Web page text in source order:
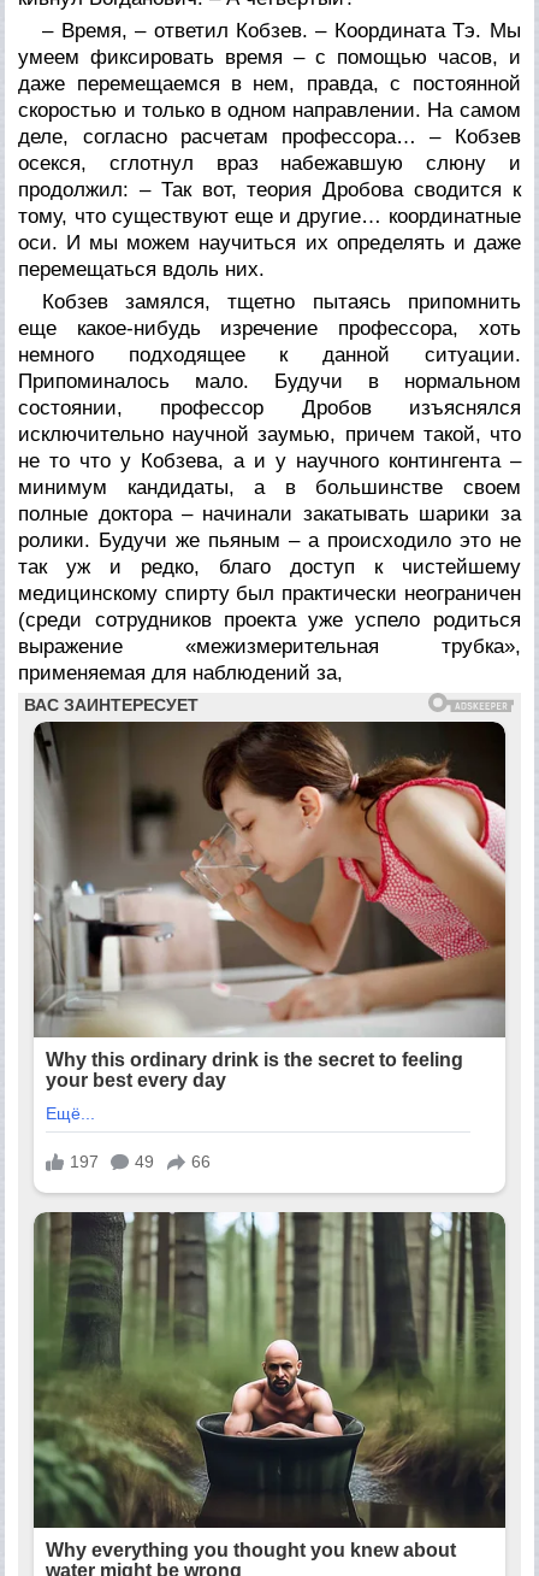
– Время, – ответил Кобзев. – Координата Тэ. Мы
умеем фиксировать время – с помощью часов, и
даже перемещаемся в нем, правда, с постоянной
скоростью и только в одном направлении. На самом
деле, согласно расчетам профессора… – Кобзев
осекся, сглотнул враз набежавшую слюну и
продолжил: – Так вот, теория Дробова сводится к
тому, что существуют еще и другие… координатные
оси. И мы можем научиться их определять и даже
перемещаться вдоль них.
Кобзев замялся, тщетно пытаясь припомнить
еще какое-нибудь изречение профессора, хоть
немного подходящее к данной ситуации.
Припоминалось мало. Будучи в нормальном
состоянии, профессор Дробов изъяснялся
исключительно научной заумью, причем такой, что
не то что у Кобзева, а и у научного контингента –
минимум кандидаты, а в большинстве своем
полные доктора – начинали закатывать шарики за
ролики. Будучи же пьяным – а происходило это не
так уж и редко, благо доступ к чистейшему
медицинскому спирту был практически неограничен
(среди сотрудников проекта уже успело родиться
выражение «межизмерительная трубка»,
применяемая для наблюдений за,